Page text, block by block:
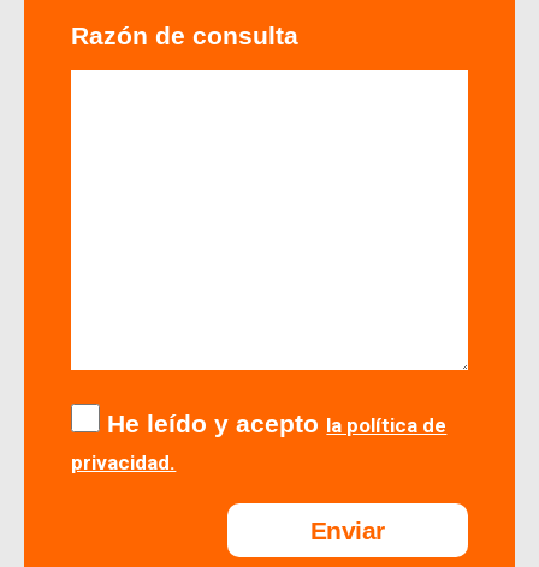
Razón de consulta
He leído y acepto la política de
privacidad.